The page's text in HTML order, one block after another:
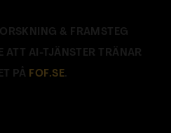
& FRAMSTEG
ATT AI-TJÄNSTER TRÄNAR
PÅ FOF.SE.